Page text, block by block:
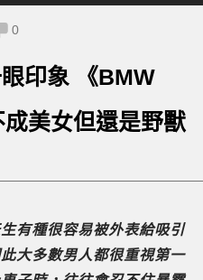
0
印象 《BMW
美女但還是野獸
有種很容易被外表給吸引
大多數男人都很重視第一